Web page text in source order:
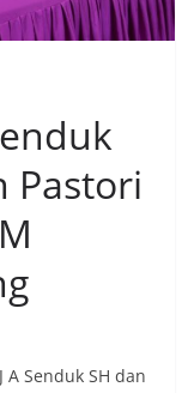
Pastori
Senduk SH dan